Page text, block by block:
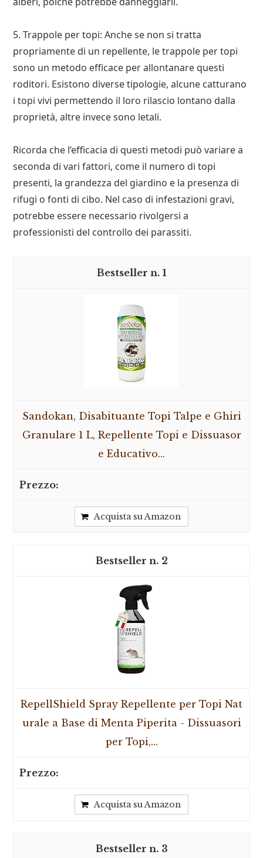
5. Trappole per topi: Anche se non si tratta
propriamente di un repellente, le trappole per topi
sono un metodo efficace per allontanare questi
roditori. Esistono diverse tipologie, alcune catturano
i topi vivi permettendo il loro rilascio lontano dalla
proprietà, altre invece sono letali.
Ricorda che l’efficacia di questi metodi può variare a
seconda di vari fattori, come il numero di topi
presenti, la grandezza del giardino e la presenza di
rifugi o fonti di cibo. Nel caso di infestazioni gravi,
potrebbe essere necessario rivolgersi a
professionisti del controllo dei parassiti.
1
Sandokan, Disabituante Topi Talpe e Ghiri
Granulare 1 L, Repellente Topi e Dissuasor
e Educativo...
Acquista su Amazon
2
RepellShield Spray Repellente per Topi Nat
urale a Base di Menta Piperita - Dissuasori
per Topi,...
Acquista su Amazon
3